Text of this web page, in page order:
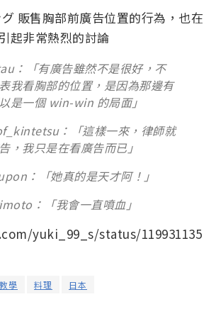
販售胸部前廣告位置的行為，也在
起非常熱烈的討論
：「有廣告雖然不是很好，不
我看胸部的位置，是因為那邊有
是一個 win-win 的局面」
：「這樣一來，律師就
，我只是在看廣告而已」
：「她真的是天才阿！」
：「我會一直噴血」
yuki_99_s/status/119931135
教學 料理 日本